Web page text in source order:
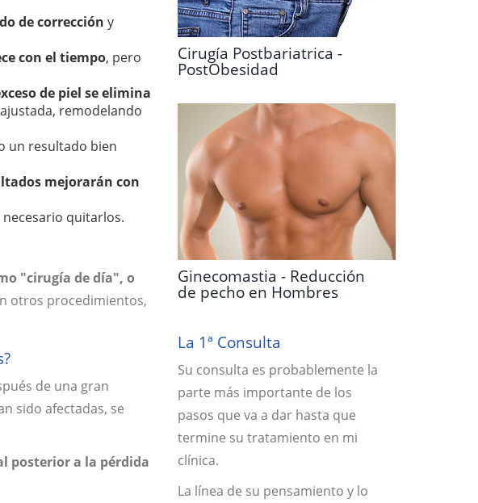
de corrección y
con el tiempo, pero
de piel se elimina
remodelando
un resultado bien
mejorarán con
quitarlos.
"cirugía de día", o
otros procedimientos,
de una gran
sido afectadas, se
posterior a la pérdida
Cirugía Postbariatrica -
PostObesidad
Ginecomastia - Reducción
de pecho en Hombres
La 1ª Consulta
Su consulta es probablemente la
parte más importante de los
pasos que va a dar hasta que
termine su tratamiento en mi
clínica.
La línea de su pensamiento y lo